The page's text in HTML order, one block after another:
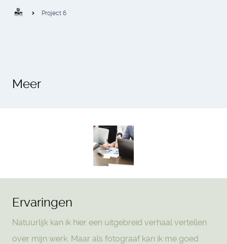
Project 6
Meer
Ervaringen
Natuurlijk kan ik hier een uitgebreid verhaal vertellen
over mijn werk. Maar als fotograaf kan ik me goed